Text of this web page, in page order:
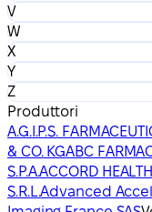
V
W
X
Y
Z
Produttori
A.G.I.P.S.
& CO. KGABC
S.P.A.ACCORD
S.R.L.Advanced